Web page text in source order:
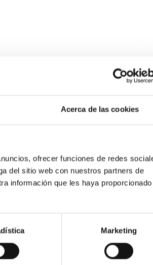
Acerca de las cookies
ofrecer funciones de redes
del sitio web con nuestros partners de
información que les haya proporcionado
Marketing
detection of planets per se during the
debris around these systems in